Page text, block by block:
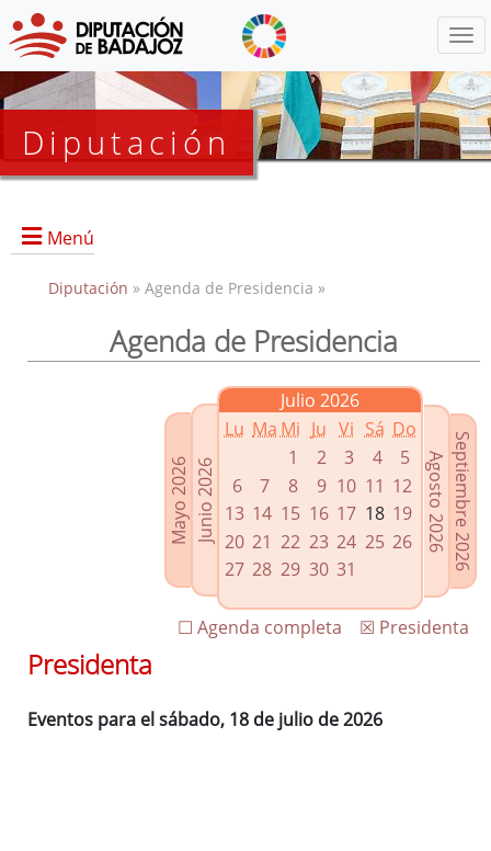
Diputación
Menú
Presidencia
Enlaces relacionados
Agenda de Presidencia
Plenos provinciales y Juntas de gobierno
Oficina de Proyectos Europeos
Diputación » Agenda de Presidencia »
Agenda de Presidencia
Mayo 2026Junio 2026
Julio 2026
Lu Ma Mi Ju Vi Sá Do
1
2 3 4
5
6
7 8 9 10 11 12
13 14 15 16 17 18 19
20 21 22 23 24 25 26
27 28 29 30 31 Septiembre 2026
Agosto 2026
☒ Presidenta
☐ Agenda completa
Presidenta
Eventos para el sábado, 18 de julio de 2026